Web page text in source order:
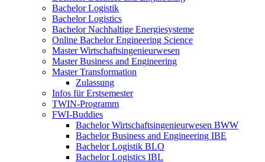
Bachelor Logistik
Bachelor Logistics
Bachelor Nachhaltige Energiesysteme
Online Bachelor Engineering Science
Master Wirtschaftsingenieurwesen
Master Business and Engineering
Master Transformation
Zulassung
Infos für Erstsemester
TWIN-Programm
FWI-Buddies
Bachelor Wirtschaftsingenieurwesen BWW
Bachelor Business and Engineering IBE
Bachelor Logistik BLO
Bachelor Logistics IBL